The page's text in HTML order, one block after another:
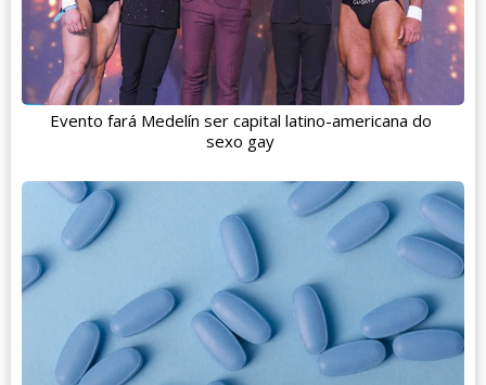
Evento fará Medelín ser capital latino-americana do
sexo gay